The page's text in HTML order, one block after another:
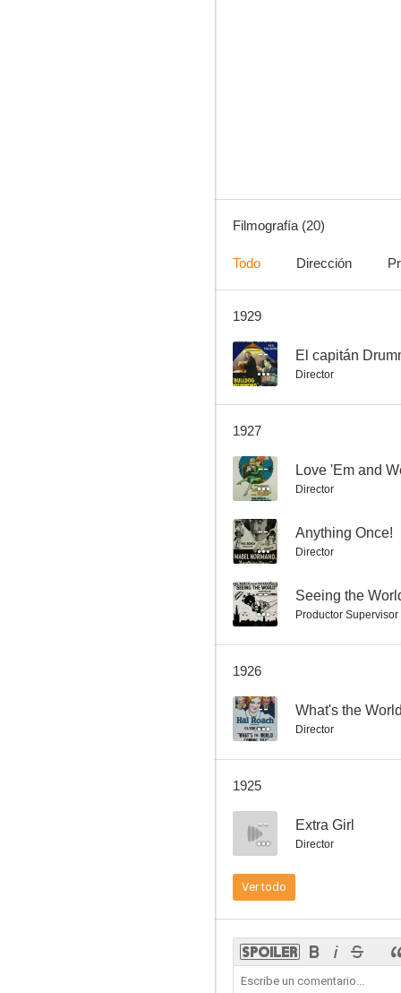
Aprendiz de todo, maestro de nada
The Extra Girl
Down on the Farm
--
Filmografía (20)
Todo Dirección
1929
-- El capitán
Director
1927
-- Love 'Em and
Director
-- Anything Once!
Director
-- Seeing the
Productor Supervisor
1926
-- What's the
Director
1925
-- Extra Girl
Director
Ver todo